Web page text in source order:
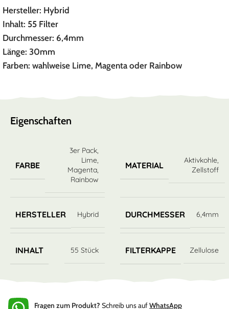
Hersteller: Hybrid
Inhalt: 55 Filter
Durchmesser: 6,4mm
Länge: 30mm
Farben: wahlweise Lime, Magenta oder Rainbow
Eigenschaften
FARBE
3er Pack,
Lime,
Magenta,
Rainbow
MATERIAL Aktivkohle,
Zellstoff
HERSTELLER Hybrid DURCHMESSER 6,4mm
INHALT 55 Stück FILTERKAPPE Zellulose
Fragen zum Produkt? Schreib uns aufWhatsApp